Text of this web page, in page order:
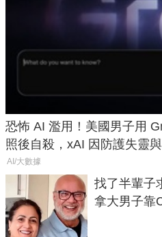
恐怖 AI 濫用！美國男子用
照後自殺，xAI 因防護失靈
AI/大數據
找了半輩子
拿大男子靠